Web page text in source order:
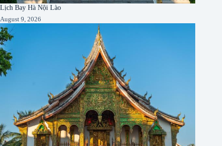
Lịch Bay Hà Nội Lào
August 9, 2026